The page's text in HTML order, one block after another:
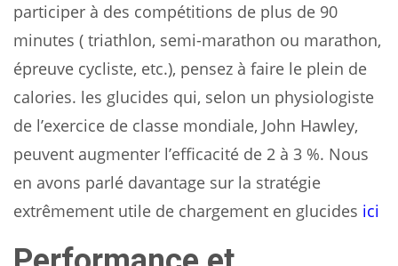
participer à des compétitions de plus de 90
minutes ( triathlon, semi-marathon ou marathon,
épreuve cycliste, etc.), pensez à faire le plein de
calories. les glucides qui, selon un physiologiste
de l’exercice de classe mondiale, John Hawley,
peuvent augmenter l’efficacité de 2 à 3 %. Nous
en avons parlé davantage sur la stratégie
extrêmement utile de chargement en glucides ici